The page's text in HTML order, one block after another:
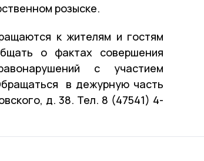
розыске.
к жителям и гостям
о фактах совершения
с участием
в дежурную часть
д. 38. Тел. 8 (47541) 4-